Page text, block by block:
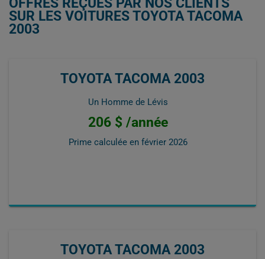
SUR LES VOITURES TOYOTA TACOMA
2003
TOYOTA TACOMA 2003
Un Homme de Lévis
206 $ /année
Prime calculée en février 2026
TOYOTA TACOMA 2003